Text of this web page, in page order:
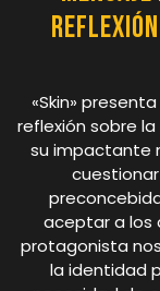
«Skin»
reflexión sobre
su impactante
aceptar a los
protagonista
la identidad